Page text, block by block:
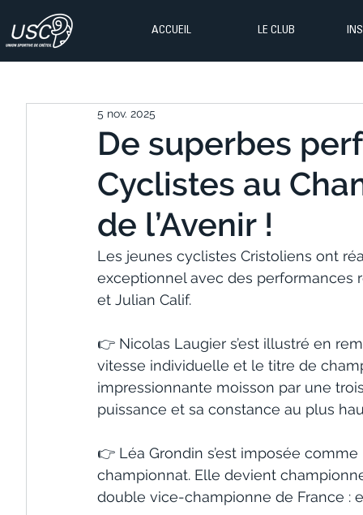
ACCUEIL LE CLUB
De superbes
Cyclistes au
de l’Avenir !
5 nov. 2025
Les jeunes cyclistes Cristoliens ont
exceptionnel avec des performances
et Julian Calif.
👉 Nicolas Laugier s’est illustré en
vitesse individuelle et le titre de
impressionnante moisson par une
puissance et sa constance au plus
👉 Léa Grondin s’est imposée
championnat. Elle devient
double vice-championne de France :